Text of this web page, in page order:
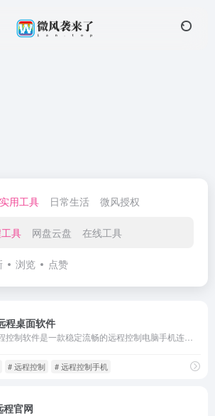
实用工具 日常生活 微风授权
具 网盘云盘 在线工具
浏览 点赞
程桌面软件
# 远程控制 # 远程控制手机
程官网